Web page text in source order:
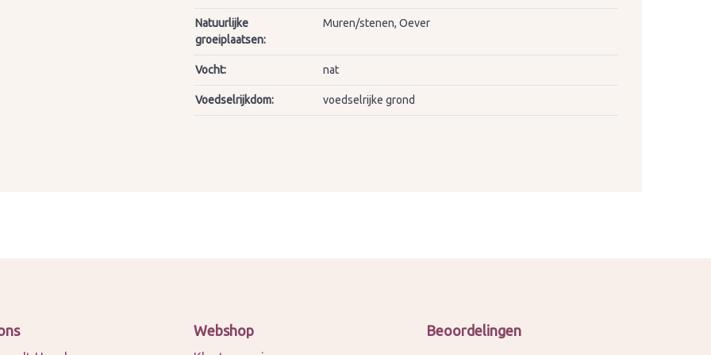
Natuurlijke
groeiplaatsen:
Muren/stenen, Oever
Vocht: nat
Voedselrijkdom: voedselrijke grond
Webshop Beoordelingen